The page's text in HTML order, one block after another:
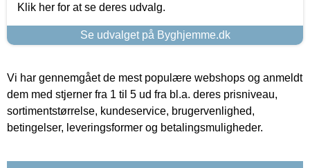
Klik her for at se deres udvalg.
Se udvalget på Byghjemme.dk
Vi har gennemgået de mest populære webshops og anmeldt
dem med stjerner fra 1 til 5 ud fra bl.a. deres prisniveau,
sortimentstørrelse, kundeservice, brugervenlighed,
betingelser, leveringsformer og betalingsmuligheder.